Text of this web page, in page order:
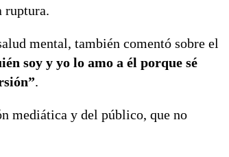
ruptura.
mental, también comentó sobre el
soy y yo lo amo a él porque sé
.
mediática y del público, que no